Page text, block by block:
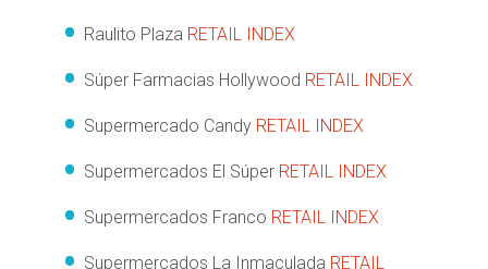
Raulito Plaza RETAIL INDEX
Súper Farmacias Hollywood RETAIL INDEX
Supermercado Candy RETAIL INDEX
Supermercados El Súper RETAIL INDEX
Supermercados Franco RETAIL INDEX
Supermercados La Inmaculada RETAIL